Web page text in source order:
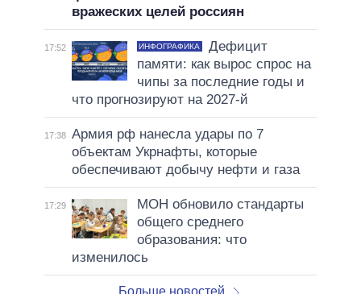
вражеских целей россиян
17:52 ИНФОГРАФИКА
Дефицит
памяти: как вырос спрос на
чипы за последние годы и
что прогнозируют на 2027-й
17:38 Армия рф нанесла удары по 7
объектам Укрнафты, которые
обеспечивают добычу нефти и газа
17:29
МОН обновило стандарты
общего среднего
образования: что
изменилось
Больше новостей